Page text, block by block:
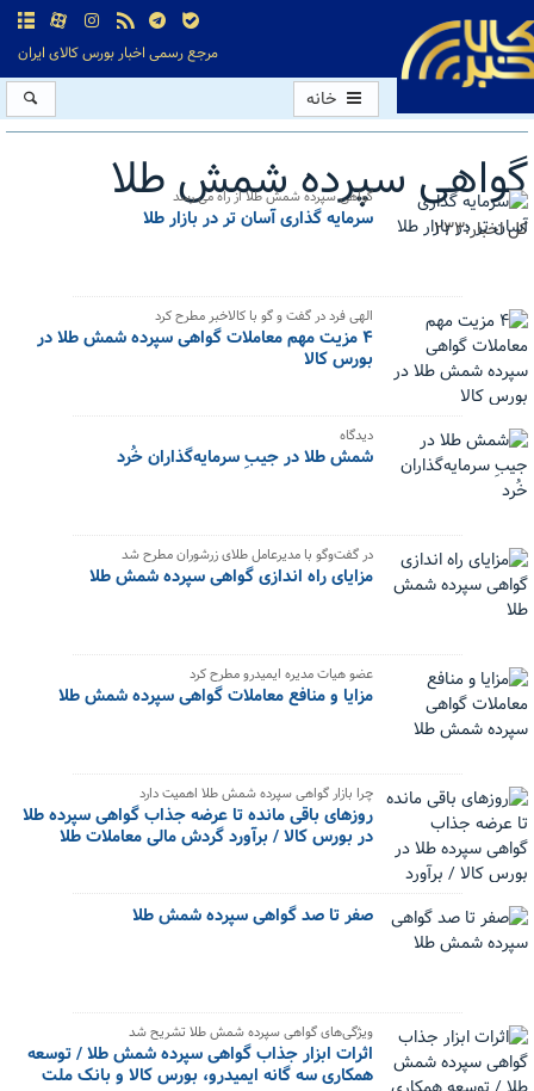
مرجع رسمی اخبار بورس کالای ایران
خانه
گواهی سپرده شمش طلا
کل اخبار:233
گواهی سپرده شمش طلا از راه می رسد
سرمایه گذاری آسان تر در بازار طلا
الهی فرد در گفت و گو با کالاخبر مطرح کرد
۴ مزیت مهم معاملات گواهی سپرده شمش طلا در
بورس کالا
دیدگاه
شمش طلا در جیبِ سرمایه‌گذاران خُرد
در گفت‌وگو با مدیرعامل طلای زرشوران مطرح شد
مزایای راه اندازی گواهی سپرده شمش طلا
عضو هیات مدیره ایمیدرو مطرح کرد
مزایا و منافع معاملات گواهی سپرده شمش طلا
چرا بازار گواهی سپرده شمش طلا اهمیت دارد
روزهای باقی مانده تا عرضه جذاب گواهی سپرده طلا
در بورس کالا / برآورد گردش مالی معاملات طلا
صفر تا صد گواهی سپرده شمش طلا
ویژگی‌های گواهی سپرده شمش طلا تشریح شد
اثرات ابزار جذاب گواهی سپرده شمش طلا / توسعه
همکاری سه گانه ایمیدرو، بورس کالا و بانک ملت